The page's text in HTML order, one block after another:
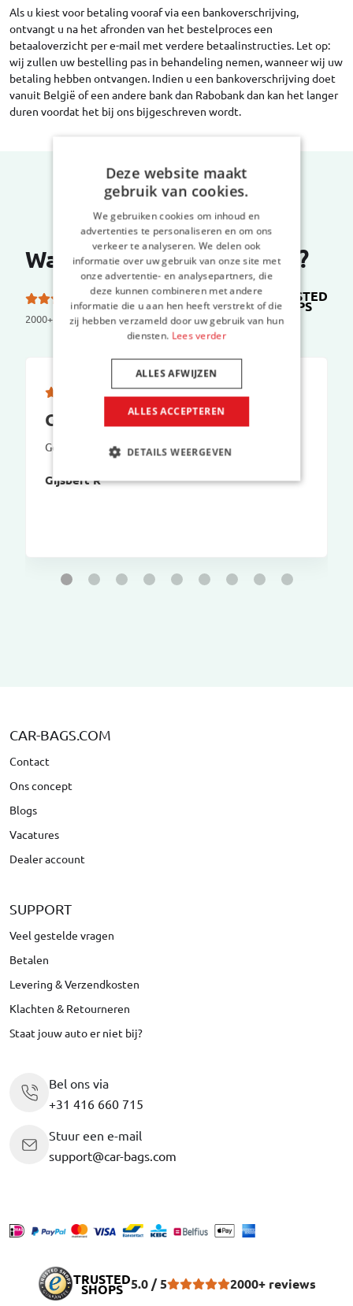
Als u kiest voor betaling vooraf via een bankoverschrijving,
ontvangt u na het afronden van het bestelproces een
betaaloverzicht per e-mail met verdere betaalinstructies. Let op:
wij zullen uw bestelling pas in behandeling nemen, wanneer wij uw
betaling hebben ontvangen. Indien u een bankoverschrijving doet
vanuit België of een andere bank dan Rabobank dan kan het langer
duren voordat het bij ons bijgeschreven wordt.
Wat zeggen onze klanten?
2000+ reviews
5.0 van de 5 sterren
op
TRUSTED
SHOPS
Goed systeem
Goed systeem. Past perfect
Gijsbert R
CAR-BAGS.COM
Contact
Ons concept
Blogs
Vacatures
Dealer account
SUPPORT
Veel gestelde vragen
Betalen
Levering & Verzendkosten
Klachten & Retourneren
Staat jouw auto er niet bij?
Bel ons via
+31 416 660 715
Stuur een e-mail
support@car-bags.com
TRUSTED
SHOPS 5.0 / 5 2000+ reviews
Deze website maakt
gebruik van cookies.
We gebruiken cookies om inhoud en
advertenties te personaliseren en om ons
verkeer te analyseren. We delen ook
informatie over uw gebruik van onze site met
onze advertentie- en analysepartners, die
deze kunnen combineren met andere
informatie die u aan hen heeft verstrekt of die
zij hebben verzameld door uw gebruik van hun
diensten. Lees verder
ALLES ACCEPTEREN
ALLES AFWIJZEN
DETAILS WEERGEVEN